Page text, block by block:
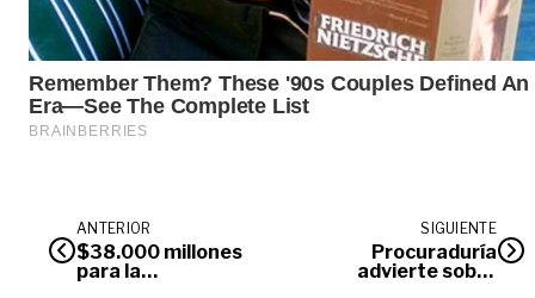
ANTERIOR
$38.000 millones
para la
SIGUIENTE
Procuraduría
advierte sobre